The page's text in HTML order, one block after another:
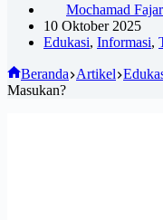
Mochamad
10 Oktober 2025
Edukasi, Informasi,
Beranda Artikel
Masukan?